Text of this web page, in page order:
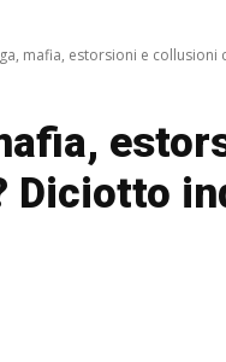
mafia, estorsioni e collusioni
Diciotto